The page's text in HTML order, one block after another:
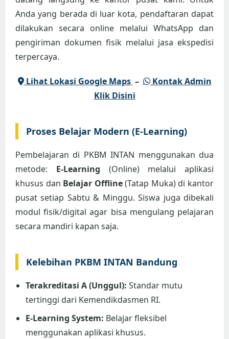
Anda yang berada di luar kota, pendaftaran dapat
dilakukan secara online melalui WhatsApp dan
pengiriman dokumen fisik melalui jasa ekspedisi
terpercaya.
Lihat Lokasi Google Maps –
Kontak Admin
Klik Disini
Proses Belajar Modern (E-Learning)
Pembelajaran di PKBM INTAN menggunakan dua
metode: E-Learning (Online) melalui aplikasi
khusus dan Belajar Offline(Tatap Muka) di kantor
pusat setiap Sabtu & Minggu. Siswa juga dibekali
modul fisik/digital agar bisa mengulang pelajaran
secara mandiri kapan saja.
Kelebihan PKBM INTAN Bandung
Terakreditasi A (Unggul): Standar mutu
tertinggi dari Kemendikdasmen RI.
E-Learning System: Belajar fleksibel
menggunakan aplikasi khusus.